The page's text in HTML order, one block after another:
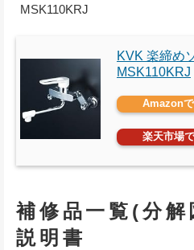
MSK110KRJ
KVK 楽締め
MSK110KRJ
Amazon
楽天市場
補修品一覧(分
説明書